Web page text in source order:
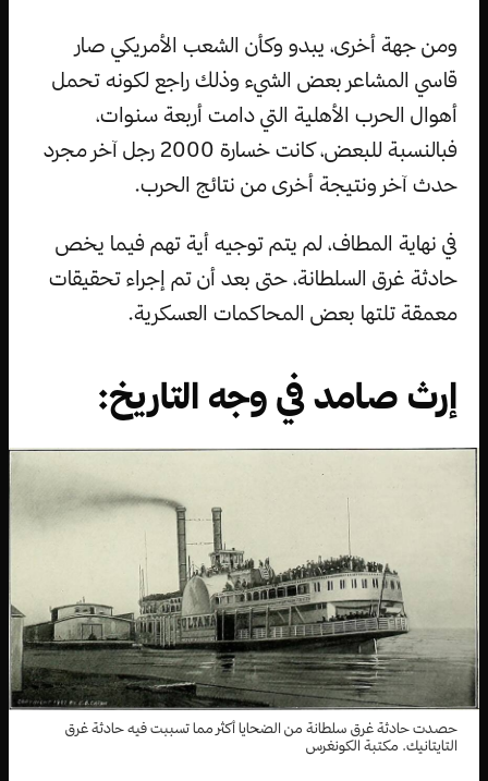
ومن جهة أخرى، يبدو وكأن الشعب الأمريكي صار
قاسي المشاعر بعض الشيء وذلك راجع لكونه تحمل
أهوال الحرب الأهلية التي دامت أربعة سنوات،
فبالنسبة للبعض، كانت خسارة 2000 رجل آخر مجرد
حدث آخر ونتيجة أخرى من نتائج الحرب.
في نهاية المطاف، لم يتم توجيه أية تهم فيما يخص
حادثة غرق السلطانة، حتى بعد أن تم إجراء تحقيقات
معمقة تلتها بعض المحاكمات العسكرية.
إرث صامد في وجه التاريخ:
حصدت حادثة غرق سلطانة من الضحايا أكثر مما تسببت فيه حادثة غرق
التايتانيك. مكتبة الكونغرس